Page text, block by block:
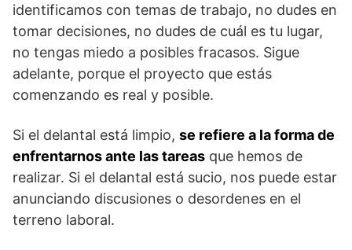
identificamos con temas de trabajo, no dudes en
tomar decisiones, no dudes de cuál es tu lugar,
no tengas miedo a posibles fracasos. Sigue
adelante, porque el proyecto que estás
comenzando es real y posible.
Si el delantal está limpio, se refiere a la forma de
enfrentarnos ante las tareas que hemos de
realizar. Si el delantal está sucio, nos puede estar
anunciando discusiones o desordenes en el
terreno laboral.